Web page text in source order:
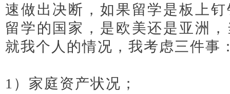
速做出决断，如果留学是板上
留学的国家，是欧美还是亚洲
就我个人的情况，我考虑三件事
1）家庭资产状况；